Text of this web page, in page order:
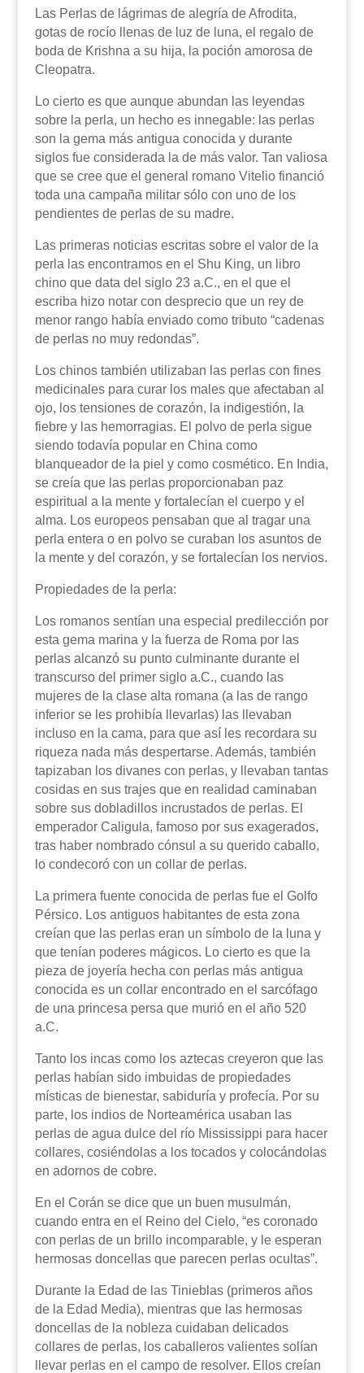
Las Perlas de lágrimas de alegría de Afrodita,
gotas de rocío llenas de luz de luna, el regalo de
boda de Krishna a su hija, la poción amorosa de
Cleopatra.
Lo cierto es que aunque abundan las leyendas
sobre la perla, un hecho es innegable: las perlas
son la gema más antigua conocida y durante
siglos fue considerada la de más valor. Tan valiosa
que se cree que el general romano Vitelio financió
toda una campaña militar sólo con uno de los
pendientes de perlas de su madre.
Las primeras noticias escritas sobre el valor de la
perla las encontramos en el Shu King, un libro
chino que data del siglo 23 a.C., en el que el
escriba hizo notar con desprecio que un rey de
menor rango había enviado como tributo “cadenas
de perlas no muy redondas”.
Los chinos también utilizaban las perlas con fines
medicinales para curar los males que afectaban al
ojo, los tensiones de corazón, la indigestión, la
fiebre y las hemorragias. El polvo de perla sigue
siendo todavía popular en China como
blanqueador de la piel y como cosmético. En India,
se creía que las perlas proporcionaban paz
espiritual a la mente y fortalecían el cuerpo y el
alma. Los europeos pensaban que al tragar una
perla entera o en polvo se curaban los asuntos de
la mente y del corazón, y se fortalecían los nervios.
Propiedades de la perla:
Los romanos sentían una especial predilección por
esta gema marina y la fuerza de Roma por las
perlas alcanzó su punto culminante durante el
transcurso del primer siglo a.C., cuando las
mujeres de la clase alta romana (a las de rango
inferior se les prohibía llevarlas) las llevaban
incluso en la cama, para que así les recordara su
riqueza nada más despertarse. Además, también
tapizaban los divanes con perlas, y llevaban tantas
cosidas en sus trajes que en realidad caminaban
sobre sus dobladillos incrustados de perlas. El
emperador Caligula, famoso por sus exagerados,
tras haber nombrado cónsul a su querido caballo,
lo condecoró con un collar de perlas.
La primera fuente conocida de perlas fue el Golfo
Pérsico. Los antiguos habitantes de esta zona
creían que las perlas eran un símbolo de la luna y
que tenían poderes mágicos. Lo cierto es que la
pieza de joyería hecha con perlas más antigua
conocida es un collar encontrado en el sarcófago
de una princesa persa que murió en el año 520
a.C.
Tanto los incas como los aztecas creyeron que las
perlas habían sido imbuidas de propiedades
místicas de bienestar, sabiduría y profecía. Por su
parte, los indios de Norteamérica usaban las
perlas de agua dulce del río Mississippi para hacer
collares, cosiéndolas a los tocados y colocándolas
en adornos de cobre.
En el Corán se dice que un buen musulmán,
cuando entra en el Reino del Cielo, “es coronado
con perlas de un brillo incomparable, y le esperan
hermosas doncellas que parecen perlas ocultas”.
Durante la Edad de las Tinieblas (primeros años
de la Edad Media), mientras que las hermosas
doncellas de la nobleza cuidaban delicados
collares de perlas, los caballeros valientes solían
llevar perlas en el campo de resolver. Ellos creían